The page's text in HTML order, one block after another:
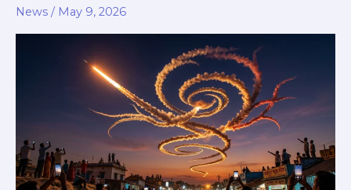
News / May 9, 2026
में
दिखा
मिसाइल
टेस्ट
ने